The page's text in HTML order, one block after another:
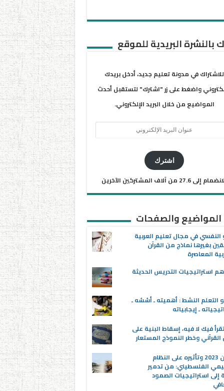
بالنشرة البريدية للموقع
للاشتراك في مدونة تعليم جديد، أدخل بريدك
واضغط على زر "اشترك" لتستقبل أحدث
المواضيع من خلال البريد الإلكتروني.
اشترك
إلى 27.6 من آلاف المشتركين الآخرين
المواضيع والصفحات
النفسي في مجال تعليم العربية
بغيرها نماذج من القرآن
المعاصرة
استراتيجيات التدريس الحديثة
التعلم النشط : أهميته ـ أسُسُه ـ
ـ إيجابياته
فيك لا فيه، إسقاط البنية على
وخطر النموذج المستعار
عدوان 2023 وتأثيره على النظام
الفلسطيني: من تدمير
إلى استراتيجيات الصمود